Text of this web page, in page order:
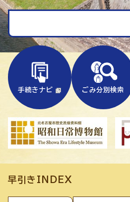
手続きナビ ごみ分別検索
早引きINDEX